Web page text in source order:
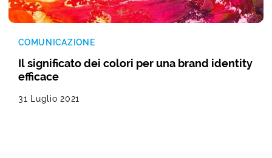
COMUNICAZIONE
Il significato dei colori per una brand identity
efficace
31 Luglio 2021